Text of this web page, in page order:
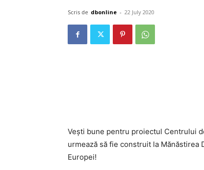
Scris de dbonline - 22 July 2020
Vești bune pentru proiectul Centrului
urmează să fie construit la Mănăstirea
Europei!